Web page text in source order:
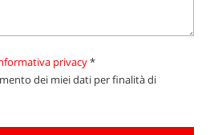
privacy*
dei miei dati per finalità di